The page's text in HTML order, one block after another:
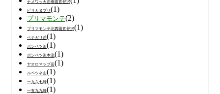
ナメワッカ岳南面直登沢
ピリカヌプリ (1)
プリマモンテ(2)
プリマモンテ北西面直登沢(1)
ペテガリ岳(1)
ポンベツ沢(1)
ポンベツ沢本流(1)
ヤオロマップ岳(1)
ルベツネ山(1)
一九六七峰(1)
一五九九峰(1)